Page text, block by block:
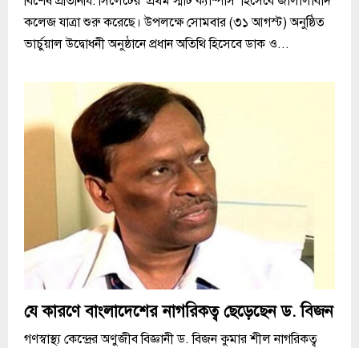
কলেজ যাত্রা শুরু করেছে। উপলক্ষে সোমবার (৩১ আগস্ট) অনুষ্ঠিত
ভার্চুয়াল উদ্বোধনী অনুষ্ঠানে প্রধান অতিথি হিসেবে ডাক ও...
যে কারণে বাংলাদেশের নাগরিকত্ব ছেড়েছেন ড. বিজন
গণস্বাস্থ্য কেন্দ্রের অণুজীব বিজ্ঞানী ড. বিজন কুমার শীল নাগরিকত্ব